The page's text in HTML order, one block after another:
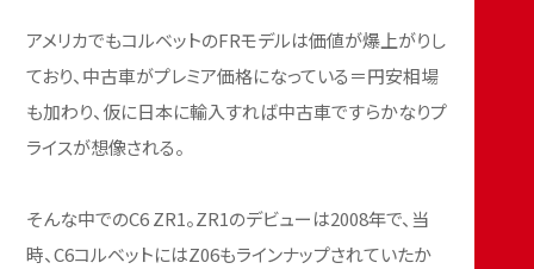
アメリカでもコルベットのFRモデルは価値が爆上がりし
ており、中古車がプレミア価格になっている＝円安相場
も加わり、仮に日本に輸入すれば中古車ですらかなりプ
ライスが想像される。
そんな中でのC6 ZR1。ZR1のデビューは2008年で、当
時、C6コルベットにはZ06もラインナップされていたか